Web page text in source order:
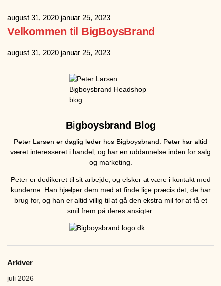
august 31, 2020 januar 25, 2023
Velkommen til BigBoysBrand
august 31, 2020 januar 25, 2023
Bigboysbrand Blog
Peter Larsen er daglig leder hos Bigboysbrand. Peter har altid
været interesseret i handel, og har en uddannelse inden for salg
og marketing.
Peter er dedikeret til sit arbejde, og elsker at være i kontakt med
kunderne. Han hjælper dem med at finde lige præcis det, de har
brug for, og han er altid villig til at gå den ekstra mil for at få et
smil frem på deres ansigter.
Arkiver
juli 2026